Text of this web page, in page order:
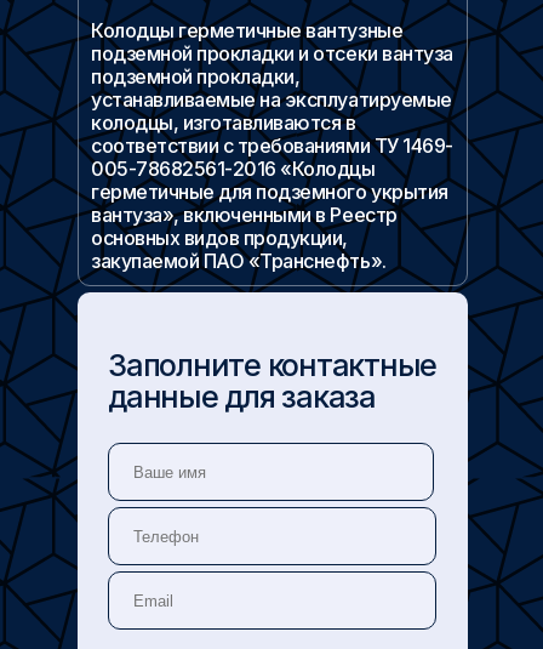
Колодцы герметичные вантузные
подземной прокладки и отсеки вантуза
подземной прокладки,
устанавливаемые на эксплуатируемые
колодцы, изготавливаются в
соответствии с требованиями ТУ 1469-
005-78682561-2016 «Колодцы
герметичные для подземного укрытия
вантуза», включенными в Реестр
основных видов продукции,
закупаемой ПАО «Транснефть».
Заполните контактные
данные для заказа